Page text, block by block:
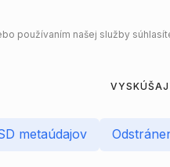
používaním našej služby
metaúdajov